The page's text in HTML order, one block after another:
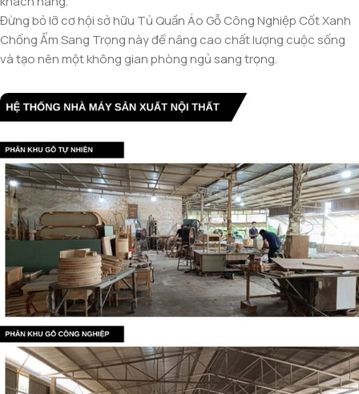
Đừng bỏ lỡ cơ hội sở hữu Tủ Quần Áo Gỗ Công Nghiệp Cốt Xanh
Chống Ẩm Sang Trọng này để nâng cao chất lượng cuộc sống
và tạo nên một không gian phòng ngủ sang trọng.